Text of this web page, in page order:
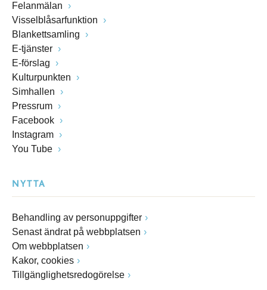
Felanmälan
Visselblåsarfunktion
Blankettsamling
E-tjänster
E-förslag
Kulturpunkten
Simhallen
Pressrum
Facebook
Instagram
You Tube
NYTTA
Behandling av personuppgifter
Senast ändrat på webbplatsen
Om webbplatsen
Kakor, cookies
Tillgänglighetsredogörelse